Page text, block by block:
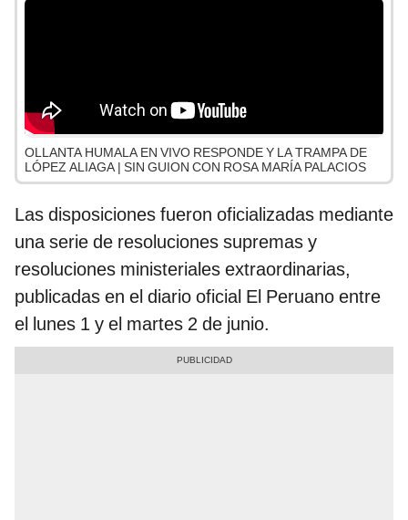
OLLANTA HUMALA EN VIVO RESPONDE Y LA TRAMPA DE
LÓPEZ ALIAGA | SIN GUION CON ROSA MARÍA PALACIOS
Las disposiciones fueron oficializadas mediante
una serie de resoluciones supremas y
resoluciones ministeriales extraordinarias,
publicadas en el diario oficial El Peruano entre
el lunes 1 y el martes 2 de junio.